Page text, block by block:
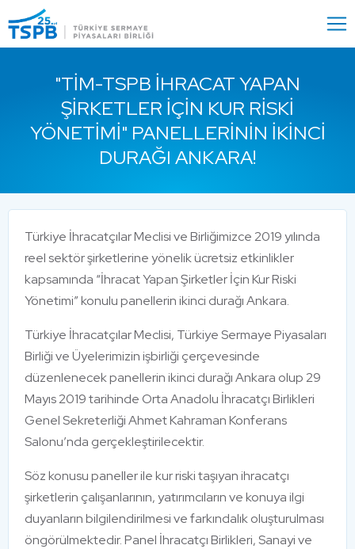
Close
"TİM-TSPB İHRACAT YAPAN
ŞIRKETLER İÇIN KUR RISKI
YÖNETIMI" PANELLERININ İKINCI
DURAĞI ANKARA!
Türkiye İhracatçılar Meclisi ve Birliğimizce 2019 yılında
reel sektör şirketlerine yönelik ücretsiz etkinlikler
kapsamında “İhracat Yapan Şirketler İçin Kur Riski
Yönetimi” konulu panellerin ikinci durağı Ankara.
Türkiye İhracatçılar Meclisi, Türkiye Sermaye Piyasaları
Birliği ve Üyelerimizin işbirliği çerçevesinde
düzenlenecek panellerin ikinci durağı Ankara olup 29
Mayıs 2019 tarihinde Orta Anadolu İhracatçı Birlikleri
Genel Sekreterliği Ahmet Kahraman Konferans
Salonu’nda gerçekleştirilecektir.
Söz konusu paneller ile kur riski taşıyan ihracatçı
şirketlerin çalışanlarının, yatırımcıların ve konuya ilgi
duyanların bilgilendirilmesi ve farkındalık oluşturulması
öngörülmektedir. Panel İhracatçı Birlikleri, Sanayi ve